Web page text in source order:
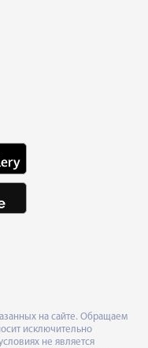
на сайте. Обращаем
исключительно
не является